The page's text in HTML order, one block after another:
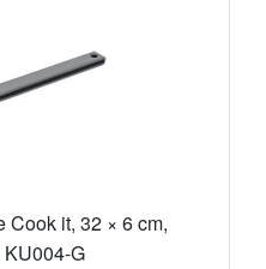
it, 32 × 6 cm,
G